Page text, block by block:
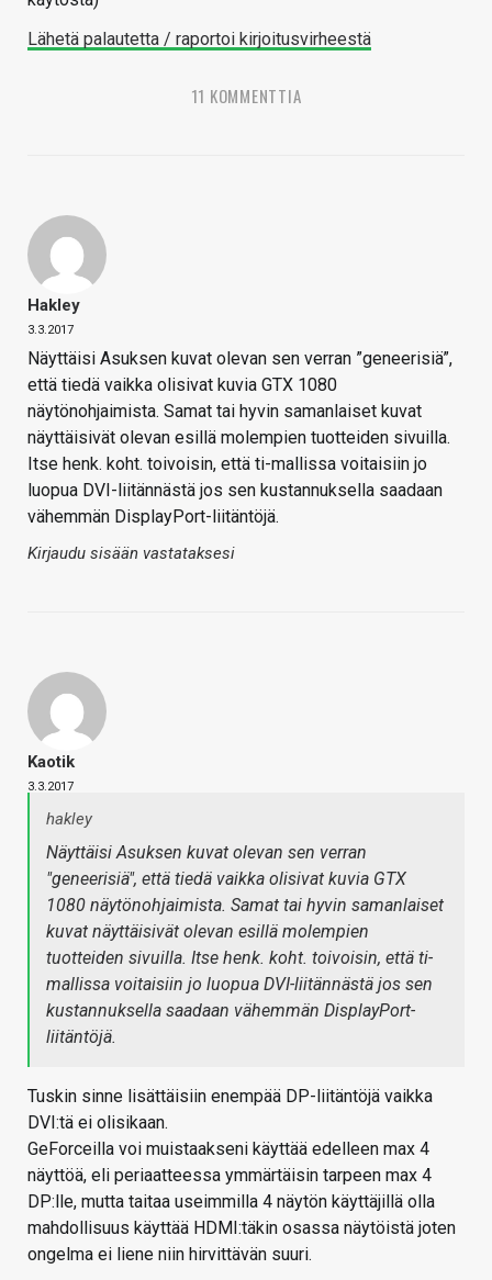
Lähetä palautetta / raportoi kirjoitusvirheestä
11 KOMMENTTIA
Hakley
3.3.2017
Näyttäisi Asuksen kuvat olevan sen verran ”geneerisiä”,
että tiedä vaikka olisivat kuvia GTX 1080
näytönohjaimista. Samat tai hyvin samanlaiset kuvat
näyttäisivät olevan esillä molempien tuotteiden sivuilla.
Itse henk. koht. toivoisin, että ti-mallissa voitaisiin jo
luopua DVI-liitännästä jos sen kustannuksella saadaan
vähemmän DisplayPort-liitäntöjä.
Kirjaudu sisään vastataksesi
Kaotik
3.3.2017
hakley
Näyttäisi Asuksen kuvat olevan sen verran
"geneerisiä", että tiedä vaikka olisivat kuvia GTX
1080 näytönohjaimista. Samat tai hyvin samanlaiset
kuvat näyttäisivät olevan esillä molempien
tuotteiden sivuilla. Itse henk. koht. toivoisin, että ti-
mallissa voitaisiin jo luopua DVI-liitännästä jos sen
kustannuksella saadaan vähemmän DisplayPort-
liitäntöjä.
Tuskin sinne lisättäisiin enempää DP-liitäntöjä vaikka
DVI:tä ei olisikaan.
GeForceilla voi muistaakseni käyttää edelleen max 4
näyttöä, eli periaatteessa ymmärtäisin tarpeen max 4
DP:lle, mutta taitaa useimmilla 4 näytön käyttäjillä olla
mahdollisuus käyttää HDMI:täkin osassa näytöistä joten
ongelma ei liene niin hirvittävän suuri.